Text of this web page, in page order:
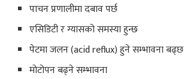
पाचन प्रणालीमा दबाव पर्छ
एसिडिटी र ग्यासको समस्या हुन्छ
पेटमा जलन (acid reflux) हुने सम्भावना बढ्छ
मोटोपन बढ्ने सम्भावना